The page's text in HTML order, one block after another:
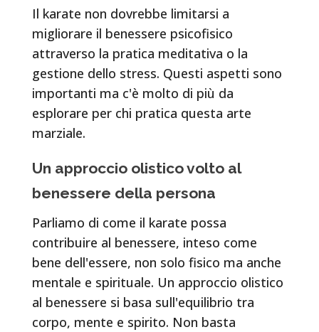
Il karate non dovrebbe limitarsi a
migliorare il benessere psicofisico
attraverso la pratica meditativa o la
gestione dello stress. Questi aspetti sono
importanti ma c'è molto di più da
esplorare per chi pratica questa arte
marziale.
Un approccio olistico volto al
benessere della persona
Parliamo di come il karate possa
contribuire al benessere, inteso come
bene dell'essere, non solo fisico ma anche
mentale e spirituale. Un approccio olistico
al benessere si basa sull'equilibrio tra
corpo, mente e spirito. Non basta